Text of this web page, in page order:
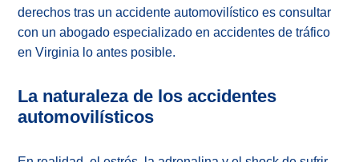
derechos tras un accidente automovilístico es consultar
con un abogado especializado en accidentes de tráfico
en Virginia lo antes posible.
La naturaleza de los accidentes
automovilísticos